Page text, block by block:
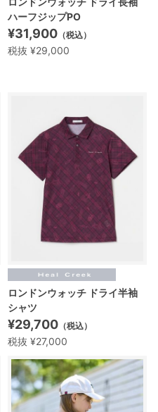
ハーフジップPO
¥31,900 （税込）
税抜 ¥29,000
ロンドンウォッチ ドライ半袖
シャツ
¥29,700 （税込）
税抜 ¥27,000